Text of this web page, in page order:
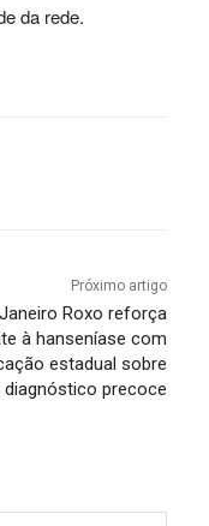
da rede.
Próximo artigo
Janeiro Roxo reforça
à hanseníase com
estadual sobre
diagnóstico precoce